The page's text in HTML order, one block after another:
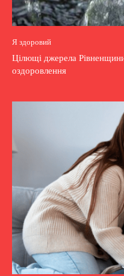
Я здоровий
Цілющі джерела
оздоровлення